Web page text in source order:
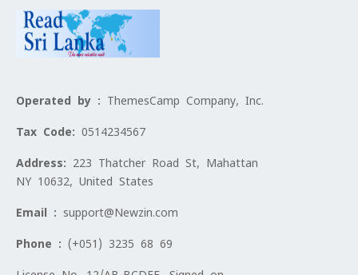
Operated by : ThemesCamp Company, Inc.
Tax Code: 0514234567
Address: 223 Thatcher Road St, Mahattan
NY 10632, United States
Email : support@Newzin.com
Phone : (+051) 3235 68 69